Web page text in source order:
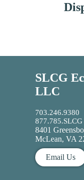
SLCG
LLC
703.246.9380
877.785.SLCG
8401
McLean, VA
Email Us